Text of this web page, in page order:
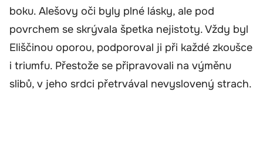
boku. Alešovy oči byly plné lásky, ale pod
povrchem se skrývala špetka nejistoty. Vždy byl
Eliščinou oporou, podporoval ji při každé zkoušce
i triumfu. Přestože se připravovali na výměnu
slibů, v jeho srdci přetrvával nevyslovený strach.